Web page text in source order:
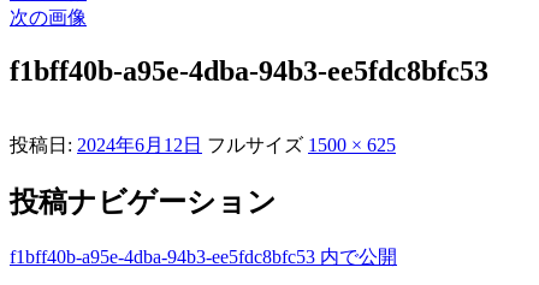
次の画像
f1bff40b-a95e-4dba-94b3-ee5fdc8bfc53
投稿日: 2024年6月12日 フルサイズ 1500 × 625
投稿ナビゲーション
f1bff40b-a95e-4dba-94b3-ee5fdc8bfc53 内で公開